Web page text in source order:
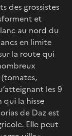
des grossistes
et
au nord du
en limite
la route qui
les 9
la hisse
de Daz est
Elle peut